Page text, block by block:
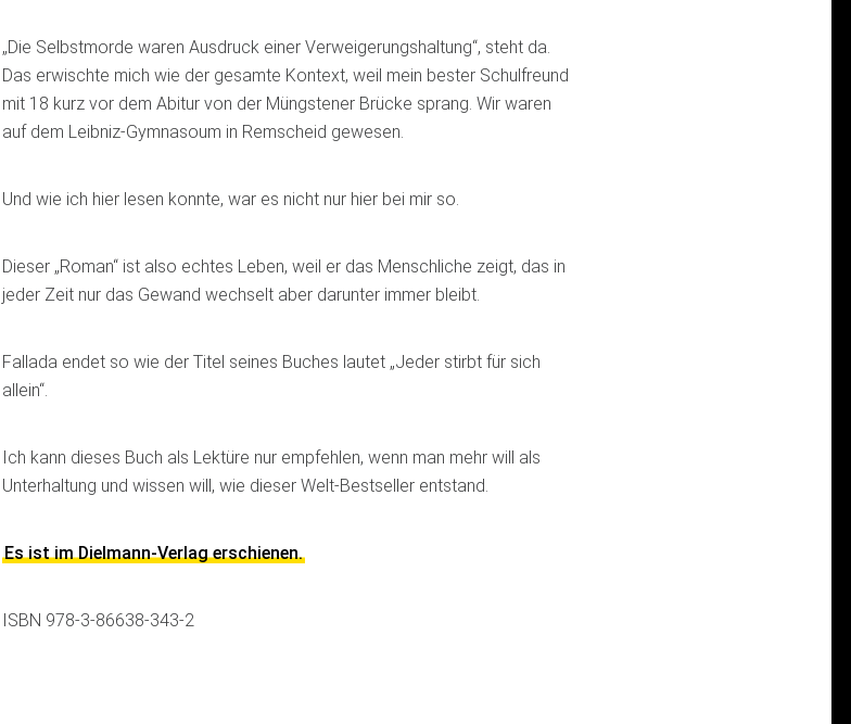
„Die Selbstmorde waren Ausdruck einer Verweigerungshaltung“, steht da.
Das erwischte mich wie der gesamte Kontext, weil mein bester Schulfreund
mit 18 kurz vor dem Abitur von der Müngstener Brücke sprang. Wir waren
auf dem Leibniz-Gymnasoum in Remscheid gewesen.
Und wie ich hier lesen konnte, war es nicht nur hier bei mir so.
Dieser „Roman“ ist also echtes Leben, weil er das Menschliche zeigt, das in
jeder Zeit nur das Gewand wechselt aber darunter immer bleibt.
Fallada endet so wie der Titel seines Buches lautet „Jeder stirbt für sich
allein“.
Ich kann dieses Buch als Lektüre nur empfehlen, wenn man mehr will als
Unterhaltung und wissen will, wie dieser Welt-Bestseller entstand.
Es ist im Dielmann-Verlag erschienen.
ISBN 978-3-86638-343-2